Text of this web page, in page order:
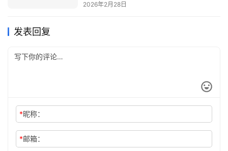
2026年2月28日
发表回复
*昵称：
*邮箱：